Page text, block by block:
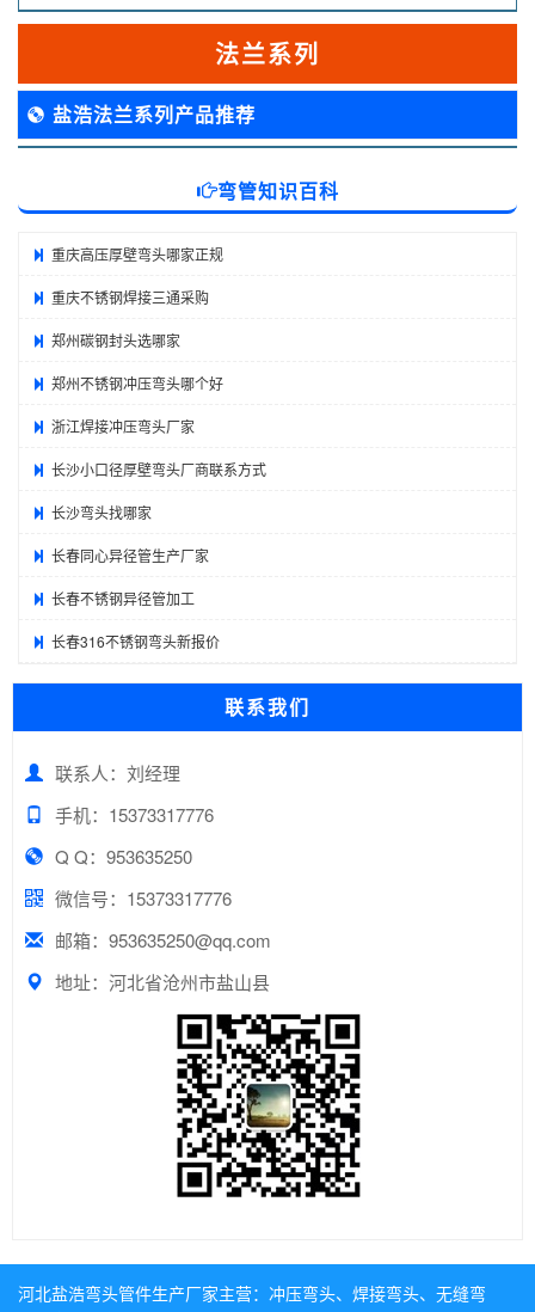
法兰系列
盐浩法兰系列产品推荐
弯管知识百科
重庆高压厚壁弯头哪家正规
重庆不锈钢焊接三通采购
郑州碳钢封头选哪家
郑州不锈钢冲压弯头哪个好
浙江焊接冲压弯头厂家
长沙小口径厚壁弯头厂商联系方式
长沙弯头找哪家
长春同心异径管生产厂家
长春不锈钢异径管加工
长春316不锈钢弯头新报价
联系我们
联系人：刘经理
手机：15373317776
Q Q：953635250
微信号：15373317776
邮箱：953635250@qq.com
地址：河北省沧州市盐山县
河北盐浩弯头管件生产厂家主营： 冲压弯头、 焊接弯头、 无缝弯